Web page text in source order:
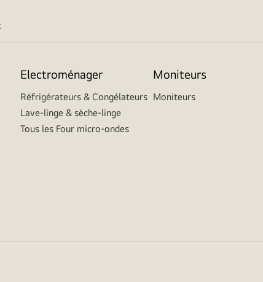
Electroménager
Réfrigérateurs & Congélateurs
Lave-linge & sèche-linge
Tous les Four micro-ondes
Moniteurs
Moniteurs